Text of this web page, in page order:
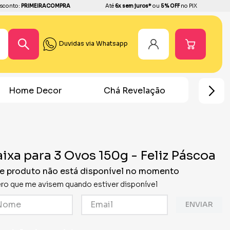
PRIMEIRACOMPRA Até6x sem juros*ou 5% OFFno PIX
Duvidas via Whatsapp
Home Decor Chá Revelação Festa
para 3 Ovos 150g - Feliz Páscoa
produto não está disponível no momento
que me avisem quando estiver disponível
ENVIAR